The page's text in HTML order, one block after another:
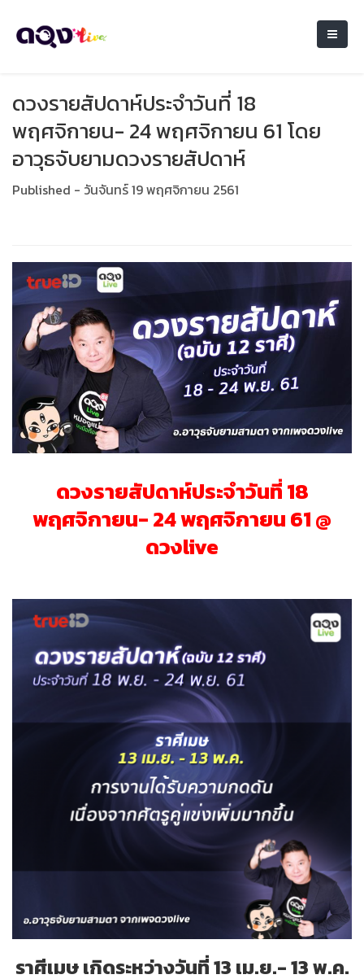
ดวงรายสัปดาห์ประจำวันที่ 18
พฤศจิกายน- 24 พฤศจิกายน 61 โดย
อาวุธจับยามดวงรายสัปดาห์
Published - วันจันทร์ 19 พฤศจิกายน 2561
ดวงรายสัปดาห์ประจำวันที่ 18
พฤศจิกายน- 24 พฤศจิกายน 61 @
ดวงlive
ราศีเมษ เกิดระหว่างวันที่ 13 เม.ย.- 13 พ.ค.